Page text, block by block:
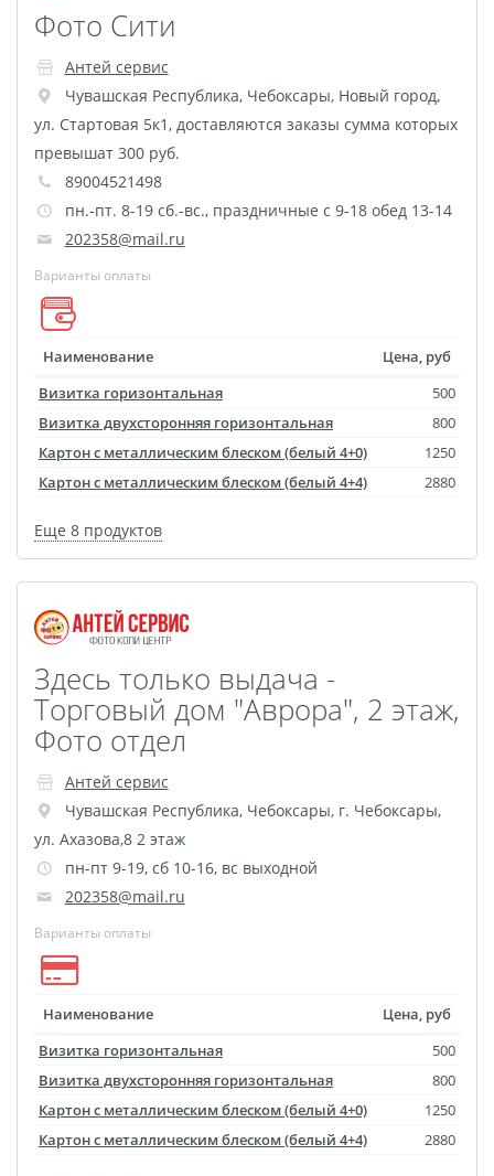
блокноты
Замки с фотографией
Украшение подвеска
Латексная печать
Листовки и флаеры
Буклеты
Брошюры и каталоги
Меню для баров и
ресторанов
Печать на баннере,
сетке
Печать на пленке,
наклейки
Печать на бэклите
Печать на холсте
Папки
сертификатов
Холст-Декор на
подрамнике
Выпускные виньетки
Рамки
Багет
Портрет ветерана
Бокс для карточек
Для животных
Фото на медальнице
Коробки и пакеты
(упаковка)
Вышивка на бейсболке
Воздушные шары
Портсигар
Портмоне
Фото Сити
Антей сервис
Чувашская Республика, Чебоксары, Новый город,
ул. Стартовая 5к1, доставляются заказы сумма которых
превышат 300 руб.
89004521498
пн.-пт. 8-19 сб.-вс., праздничные с 9-18 обед 13-14
202358@mail.ru
Варианты оплаты
Наименование
Цена, руб
Визитка горизонтальная
500
Визитка двухсторонняя горизонтальная
800
Картон с металлическим блеском (белый 4+0)
1250
Картон с металлическим блеском (белый 4+4)
2880
Еще 8 продуктов
Здесь только выдача -
Торговый дом "Аврора", 2 этаж,
Фото отдел
Антей сервис
Чувашская Республика, Чебоксары, г. Чебоксары,
ул. Ахазова,8 2 этаж
пн-пт 9-19, сб 10-16, вс выходной
202358@mail.ru
Варианты оплаты
Наименование
Цена, руб
Визитка горизонтальная
500
Визитка двухсторонняя горизонтальная
800
Картон с металлическим блеском (белый 4+0)
1250
Картон с металлическим блеском (белый 4+4)
2880